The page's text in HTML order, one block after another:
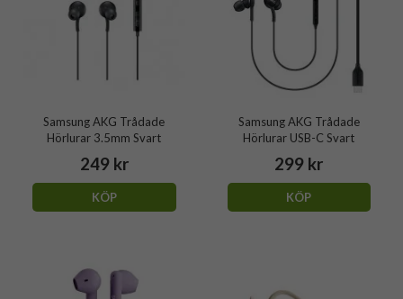
Samsung AKG Trådade
Hörlurar 3.5mm Svart
249 kr
KÖP
Samsung AKG Trådade
Hörlurar USB-C Svart
299 kr
KÖP